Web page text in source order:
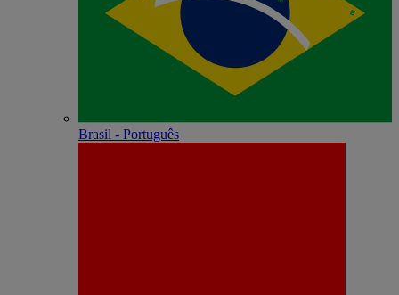
Brasil - Português